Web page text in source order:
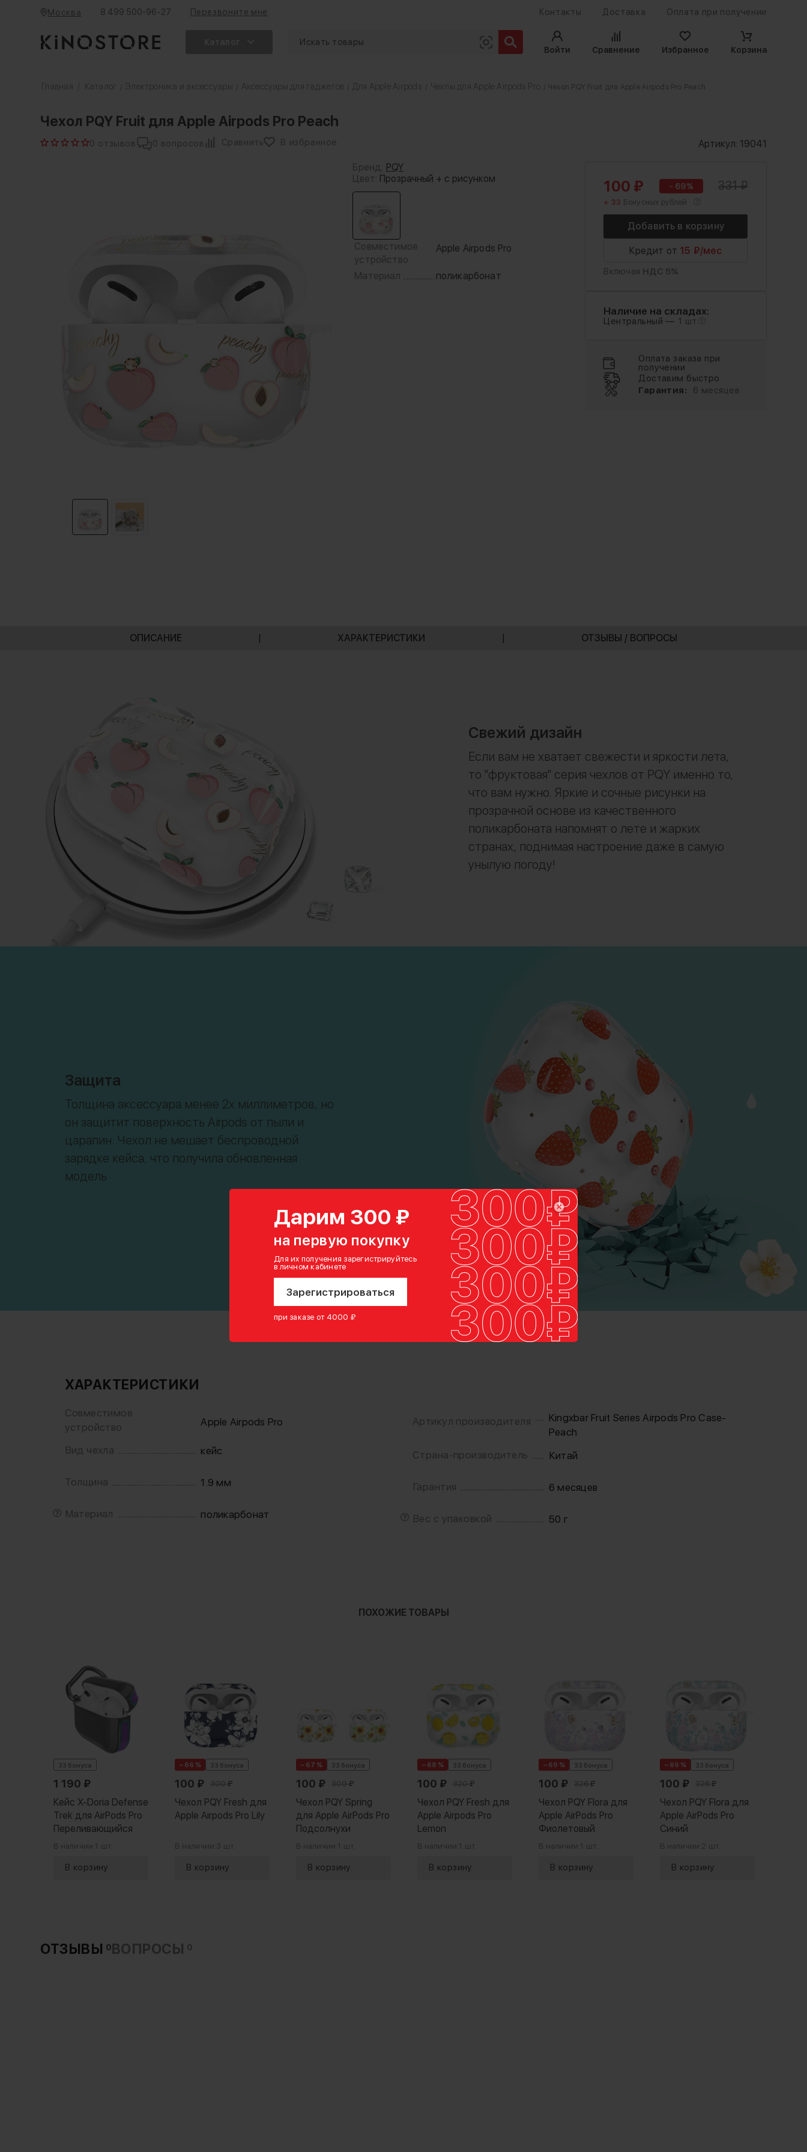
Дарим 300 ₽
на первую покупку
Для их получения зарегистрируйтесь
в личном кабинете
Зарегистрироваться
при заказе от 4000 ₽
Москва 8 499 500-96-27 Перезвоните мне Контакты Доставка Оплата при получении
Войти
Сравнение Избранное Корзина
Главная Каталог Электроника и аксессуары Аксессуары для гаджетов Для Apple Airpods Чехлы для Apple Airpods Pro / Чехол PQY Fruit для Apple Airpods Pro Peach
Чехол PQY Fruit для Apple Airpods Pro Peach
0 отзывов 0 вопросов Сравнить В избранное Артикул: 19041
Бренд: PQY
Цвет: Прозрачный + с рисунком
Совместимое
устройство
Apple Airpods Pro
Материал поликарбонат
100 ₽ - 69% 331₽
+ 33 Бонусных рублей
Кредит от 15 ₽/мес
Включая НДС 5%
Наличие на складах:
Центральный — 1 шт.
Оплата заказа при
получении
Доставим быстро
Гарантия:
6 месяцев
ОПИСАНИЕ | ХАРАКТЕРИСТИКИ | ОТЗЫВЫ / ВОПРОСЫ
Свежий дизайн
Если вам не хватает свежести и яркости лета,
то "фруктовая" серия чехлов от PQY именно то,
что вам нужно. Яркие и сочные рисунки на
прозрачной основе из качественного
поликарбоната напомнят о лете и жарких
странах, поднимая настроение даже в самую
унылую погоду!
Защита
Толщина аксессуара менее 2х миллиметров, но
он защитит поверхность Airpods от пыли и
царапин. Чехол не мешает беспроводной
зарядке кейса, что получила обновленная
модель
ХАРАКТЕРИСТИКИ
Совместимое
устройство
Apple Airpods Pro
Вид чехла кейс
Толщина 1.9 мм
Материал поликарбонат
Артикул производителя
Kingxbar Fruit Series Airpods Pro Case-
Peach
Страна-производитель
Китай
Гарантия 6 месяцев
Вес с упаковкой 50 г
ПОХОЖИЕ ТОВАРЫ
33 бонуса
1 190 ₽
Кейс X-Doria Defense
Trek для AirPods Pro
Переливающийся
В наличии: 1 шт.
− 66 % 33 бонуса
100 ₽ 300₽
Чехол PQY Fresh для
Apple Airpods Pro Lily
В наличии: 3 шт.
− 67 % 33 бонуса
100 ₽ 309₽
Чехол PQY Spring
для Apple AirPods Pro
Подсолнухи
В наличии: 1 шт.
− 68 % 33 бонуса
100 ₽ 320₽
Чехол PQY Fresh для
Apple Airpods Pro
Lemon
В наличии: 1 шт.
− 69 % 33 бонуса
100 ₽ 326₽
Чехол PQY Flora для
Apple AirPods Pro
Фиолетовый
В наличии: 1 шт.
− 69 % 33 бонуса
100 ₽ 326₽
Чехол PQY Flora для
Apple AirPods Pro
Синий
В наличии: 2 шт.
ОТЗЫВЫ 0ВОПРОСЫ 0